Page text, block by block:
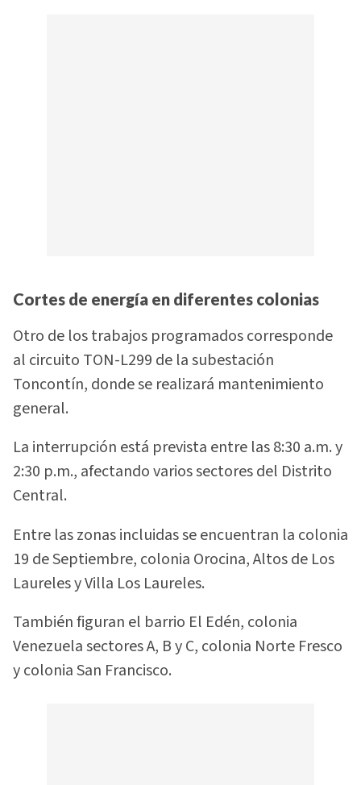
Cortes de energía en diferentes colonias
Otro de los trabajos programados corresponde
al circuito TON-L299 de la subestación
Toncontín, donde se realizará mantenimiento
general.
La interrupción está prevista entre las 8:30 a.m. y
2:30 p.m., afectando varios sectores del Distrito
Central.
Entre las zonas incluidas se encuentran la colonia
19 de Septiembre, colonia Orocina, Altos de Los
Laureles y Villa Los Laureles.
También figuran el barrio El Edén, colonia
Venezuela sectores A, B y C, colonia Norte Fresco
y colonia San Francisco.